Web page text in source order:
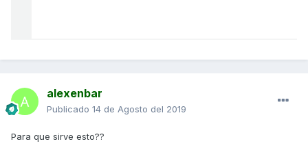
alexenbar
Publicado 14 de Agosto del 2019
Para que sirve esto??